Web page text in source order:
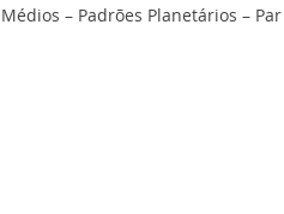
– Padrões Planetários –